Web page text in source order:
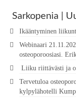
Sarkopenia |
Ikääntyminen
Webinaari
osteoporoosiasi.
Liiku riittävästi ja
Tervetuloa
kylpylähotelli